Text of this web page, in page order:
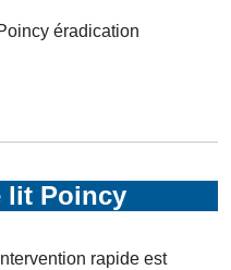
éradication
lit Poincy
rapide est